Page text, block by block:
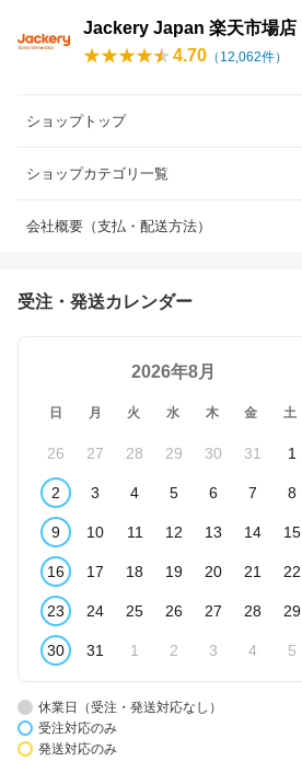
Jackery Japan 楽天市場店
4.70 （ 12,062件）
ショップトップ
ショップカテゴリ一覧
会社概要（支払・配送方法）
受注・発送カレンダー
2026年8月
日 月 火 水 木 金 土
26 27 28 29 30 31 1
2 3 4 5 6 7 8
9 10 11 12 13 14 15
16 17 18 19 20 21 22
23 24 25 26 27 28 29
30 31 1 2 3 4 5
休業日（受注・発送対応なし）
受注対応のみ
発送対応のみ